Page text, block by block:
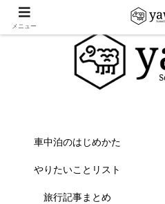
車中泊のはじめかた
やりたいことリスト
旅行記事まとめ
メニュー